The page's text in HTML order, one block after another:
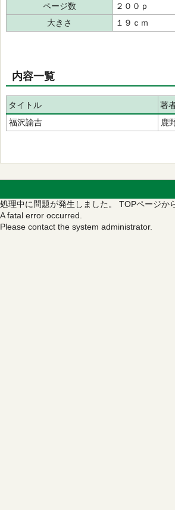
ページ数
２００ｐ
大きさ
１９ｃｍ
内容一覧
タイトル
著
福沢諭吉
鹿
処理中に問題が発生しました。 TOPページか
A fatal error occurred.
Please contact the system administrator.